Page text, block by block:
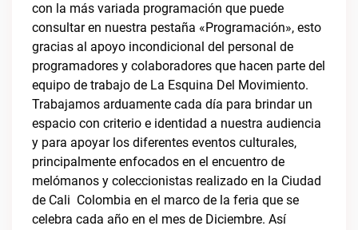
con la más variada programación que puede
consultar en nuestra pestaña «Programación», esto
gracias al apoyo incondicional del personal de
programadores y colaboradores que hacen parte del
equipo de trabajo de La Esquina Del Movimiento.
Trabajamos arduamente cada día para brindar un
espacio con criterio e identidad a nuestra audiencia
y para apoyar los diferentes eventos culturales,
principalmente enfocados en el encuentro de
melómanos y coleccionistas realizado en la Ciudad
de Cali  Colombia en el marco de la feria que se
celebra cada año en el mes de Diciembre. Así